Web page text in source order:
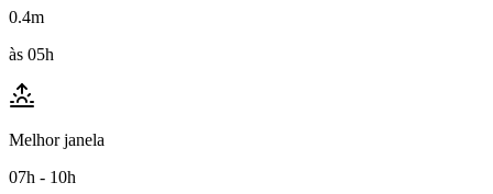
0.4m
às 05h
Melhor janela
07h - 10h